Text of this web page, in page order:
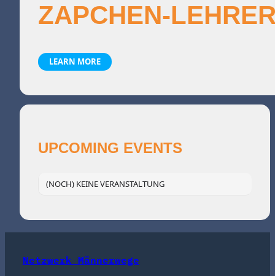
ZAPCHEN-
LEARN MORE
UPCOMING EVENTS
(NOCH) KEINE VERANSTALTUNG
Netzwerk Männerwege